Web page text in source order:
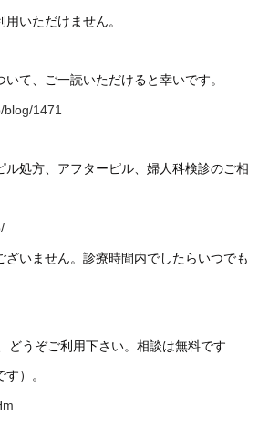
いただけません。
て、ご一読いただけると幸いです。
blog/1471
ル処方、アフターピル、婦人科検診のご相
ざいません。診療時間内でしたらいつでも
どうぞご利用下さい。相談は無料です
）。